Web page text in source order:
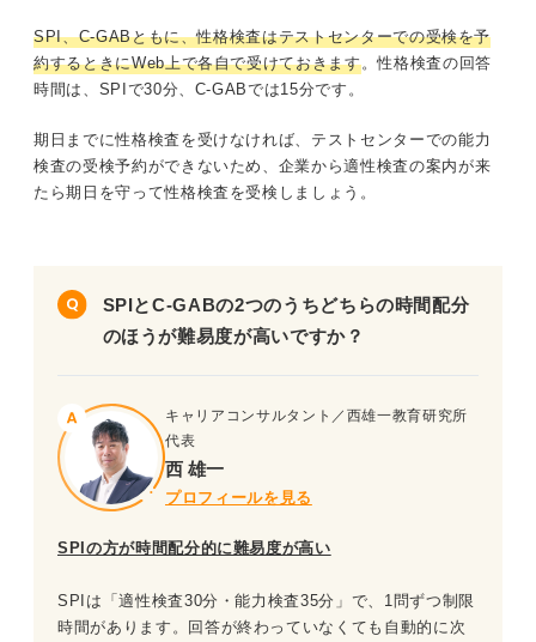
SPI、C-GABともに、性格検査はテストセンターでの受検を予
約するときにWeb上で各自で受けておきます。性格検査の回答
時間は、SPIで30分、C-GABでは15分です。
期日までに性格検査を受けなければ、テストセンターでの能力
検査の受検予約ができないため、企業から適性検査の案内が来
たら期日を守って性格検査を受検しましょう。
SPIとC-GABの2つのうちどちらの時間配分
のほうが難易度が高いですか？
キャリアコンサルタント／西雄一教育研究所
代表
西 雄一
プロフィールを見る
SPIの方が時間配分的に難易度が高い
SPIは「適性検査30分・能力検査35分」で、1問ずつ制限
時間があります。回答が終わっていなくても自動的に次